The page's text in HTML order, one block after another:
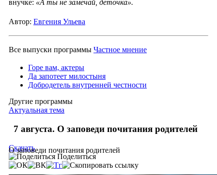
внучке: «А ты не замечай, деточка».
Автор: Евгения Ульева
Все выпуски программы Частное мнение
Горе вам, актеры
Да запотеет милостыня
Добродетель внутренней честности
Другие программы
Актуальная тема
7 августа. О заповеди почитания родителей
О заповеди почитания родителей
Скачать
Поделиться